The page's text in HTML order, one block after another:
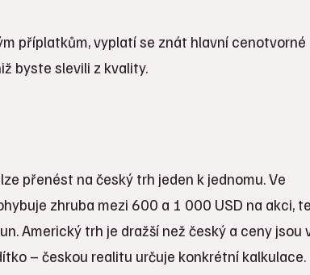
příplatkům, vyplatí se znát hlavní cenotvorné
byste slevili z kvality.
přenést na český trh jeden k jednomu. Ve
zhruba mezi 600 a 1 000 USD na akci,
Americký trh je dražší než český a ceny jsou
– českou realitu určuje konkrétní kalkulace.